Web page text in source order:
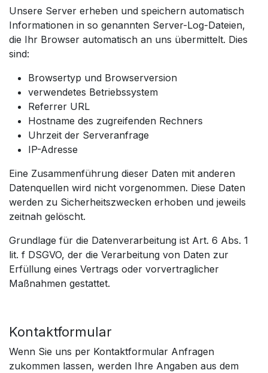
Unsere Server erheben und speichern automatisch
Informationen in so genannten Server-Log-Dateien,
die Ihr Browser automatisch an uns übermittelt. Dies
sind:
Browsertyp und Browserversion
verwendetes Betriebssystem
Referrer URL
Hostname des zugreifenden Rechners
Uhrzeit der Serveranfrage
IP-Adresse
Eine Zusammenführung dieser Daten mit anderen
Datenquellen wird nicht vorgenommen. Diese Daten
werden zu Sicherheitszwecken erhoben und jeweils
zeitnah gelöscht.
Grundlage für die Datenverarbeitung ist Art. 6 Abs. 1
lit. f DSGVO, der die Verarbeitung von Daten zur
Erfüllung eines Vertrags oder vorvertraglicher
Maßnahmen gestattet.
Kontaktformular
Wenn Sie uns per Kontaktformular Anfragen
zukommen lassen, werden Ihre Angaben aus dem